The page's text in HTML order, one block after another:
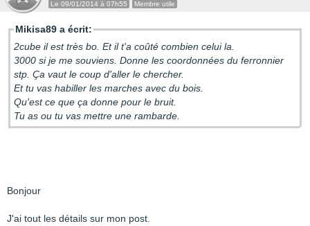
Le 09/01/2014 à 07h55 Membre utile
Mikisa89 a écrit:
2cube il est très bo. Et il t'a coûté combien celui la.
3000 si je me souviens. Donne les coordonnées du ferronnier
stp. Ça vaut le coup d'aller le chercher.
Et tu vas habiller les marches avec du bois.
Qu'est ce que ça donne pour le bruit.
Tu as ou tu vas mettre une rambarde.
Bonjour
J'ai tout les détails sur mon post.